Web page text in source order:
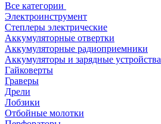
Все категории
Электроинструмент
Степлеры электрические
Аккумуляторные отвертки
Аккумуляторные радиоприемники
Аккумуляторы и зарядные устройства
Гайковерты
Граверы
Дрели
Лобзики
Отбойные молотки